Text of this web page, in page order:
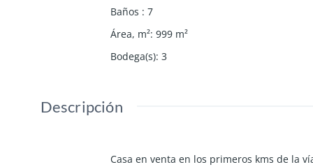
Baños : 7
Área, m²: 999 m²
Bodega(s): 3
Descripción
Casa en venta en los primeros kms de la